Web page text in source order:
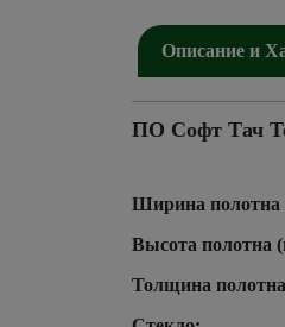
Описание и
ПО Софт Тач
Ширина
Высота полотна
Толщина